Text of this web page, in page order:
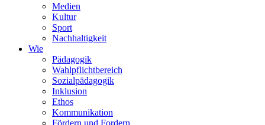
Medien
Kultur
Sport
Nachhaltigkeit
Wie
Pädagogik
Wahlpflichtbereich
Sozialpädagogik
Inklusion
Ethos
Kommunikation
Fördern und Fordern